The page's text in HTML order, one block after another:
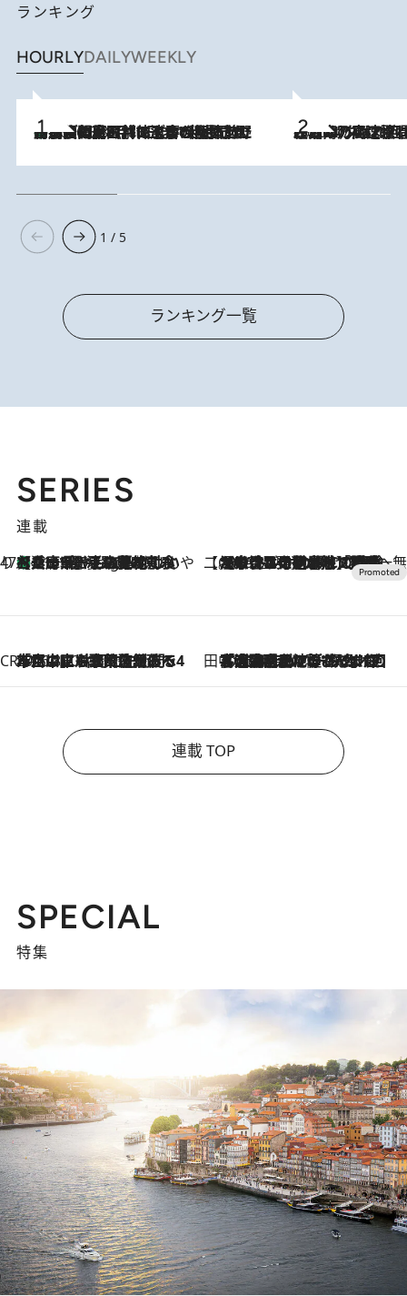
ランキング
HOURLYDAILYWEEKLY
2026.8.8
「最後に見られてよかった」上野動物園の東園パンダ舎が解体前に特別公開。8月16日まで延長されたパネル展と共に辿る“半世紀”のパンダ飼育《解体工事の図面あり》 2026.8.7
「湘南乃風に憧れて」観客大盛上がりの“タオル回し”に、ラッパー顔負けの高速歌唱まで…さだまさし（74）のアグレッシブすぎる現在地
1 / 5
ランキング一覧
SERIES
連載
47都道府県の手みやげ ひんやりスイーツで夏を満喫
11 Hours Ago
【兵庫県】この夏絶対食べたい 冷やしておいしいおやつ3選 淡路島の恵みをジェラートに集約 【CREA×星野リゾート】唯一無二。癒しと発見が待つ場所へ
2026.8.7
【トンボの足水浴】ヒノキの香りに包まれて涼感マックス！約13℃の湧水かけ流しを避暑地「星野温泉 トンボの湯」で体験
CREA'S CHOICE
2026.8.7
「立川にも歌舞伎があるんだよ」 片岡仁左衛門・市川中車ら豪華座組みで4年目の立川立飛歌舞伎へ 田中稲の勝手に再ブーム
2026.8.7
「湘南乃風に憧れて」観客大盛上がりの“タオル回し”に、ラッパー顔負けの高速歌唱まで…さだまさし（74）のアグレッシブすぎる現在地
連載 TOP
SPECIAL
特集